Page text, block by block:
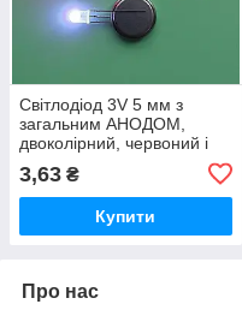
Світлодіод 3V 5 мм з
загальним АНОДОМ,
двоколірний, червоний і
3,63 ₴
Купити
Про нас